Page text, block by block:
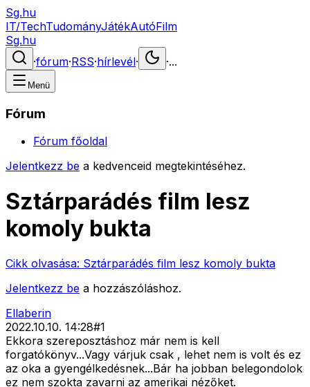
Sg.hu
IT/TechTudományJátékAutóFilm
Sg.hu
·fórum·RSS·hírlevél· ·...
Menü
Fórum
Fórum főoldal
Jelentkezz be a kedvenceid megtekintéséhez.
Sztárparádés film lesz
komoly bukta
Cikk olvasása: Sztárparádés film lesz komoly bukta
Jelentkezz be a hozzászóláshoz.
Ellaberin
2022.10.10. 14:28#1
Ekkora szereposztáshoz már nem is kell
forgatókönyv...Vagy várjuk csak , lehet nem is volt és ez
az oka a gyengélkedésnek...Bár ha jobban belegondolok
ez nem szokta zavarni az amerikai nézőket.